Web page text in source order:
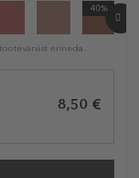
40%
erineda.
8,50 €